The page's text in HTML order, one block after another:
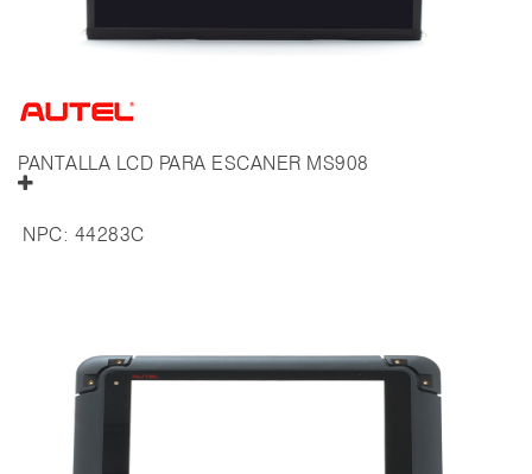
PANTALLA LCD PARA ESCANER MS908
NPC: 44283C